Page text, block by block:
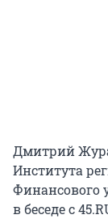
Дмитрий
Института
Финансового
в беседе с